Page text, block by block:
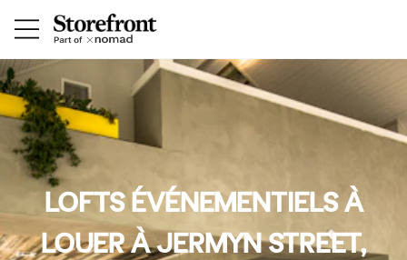
LOFTS ÉVÉNEMENTIELS À
LOUER À JERMYN STREET,